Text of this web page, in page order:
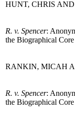
HUNT, CHRIS
R. v. Spencer:
the Biographical
RANKIN, MICAH
R. v. Spencer:
the Biographical